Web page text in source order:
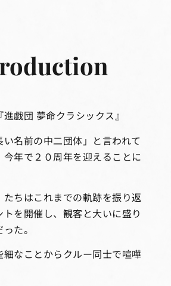
戯団 夢命クラシックス』
名前の中二団体」と言われて
今年で２０周年を迎えることに
ちはこれまでの軌跡を振り返
を開催し、観客と大いに盛り
た。
細なことからクルー同士で喧嘩